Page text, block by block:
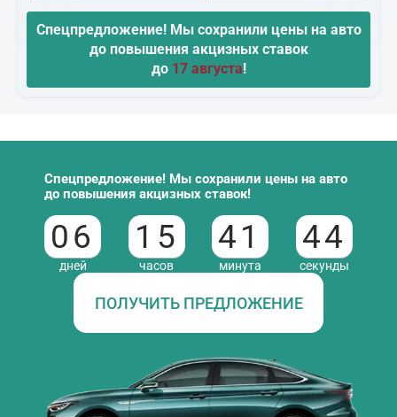
Спецпредложение! Мы сохранили цены на авто
до повышения акцизных ставок
до 17 августа!
Спецпредложение! Мы сохранили цены на авто
до повышения акцизных ставок!
06
дней
15
часов
41
минута
43
секунды
ПОЛУЧИТЬ ПРЕДЛОЖЕНИЕ